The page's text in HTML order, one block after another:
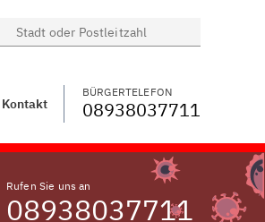
WECHSELN
Kontakt
BÜRGERTELEFON
08938037711
Rufen Sie uns an
08938037711